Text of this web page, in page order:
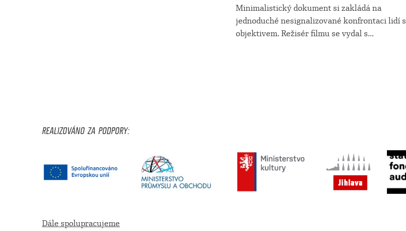
Minimalistický dokument si zakládá na
jednoduché nesignalizované konfrontaci lidí s
objektivem. Režisér filmu se vydal s...
REALIZOVÁNO ZA PODPORY:
Dále spolupracujeme